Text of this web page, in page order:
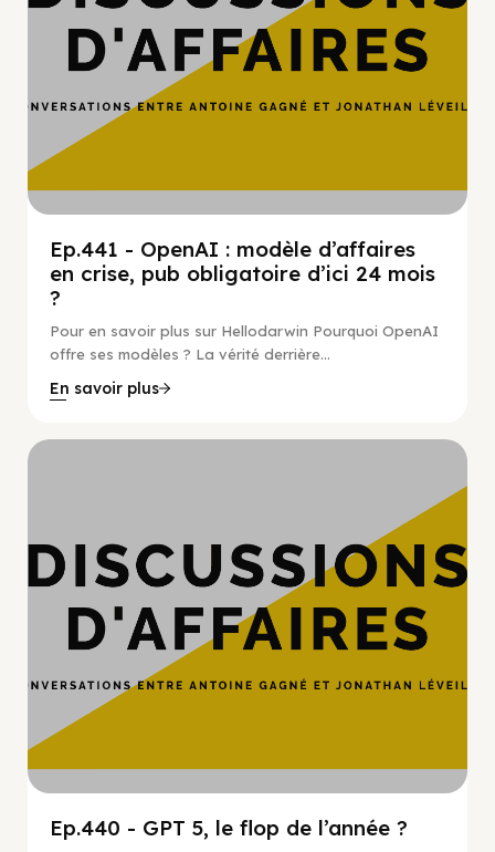
Ep.441 - OpenAI : modèle d’affaires
en crise, pub obligatoire d’ici 24 mois
?
Pour en savoir plus sur Hellodarwin Pourquoi OpenAI
offre ses modèles ? La vérité derrière...
En savoir plus
Ep.440 - GPT 5, le flop de l’année ?